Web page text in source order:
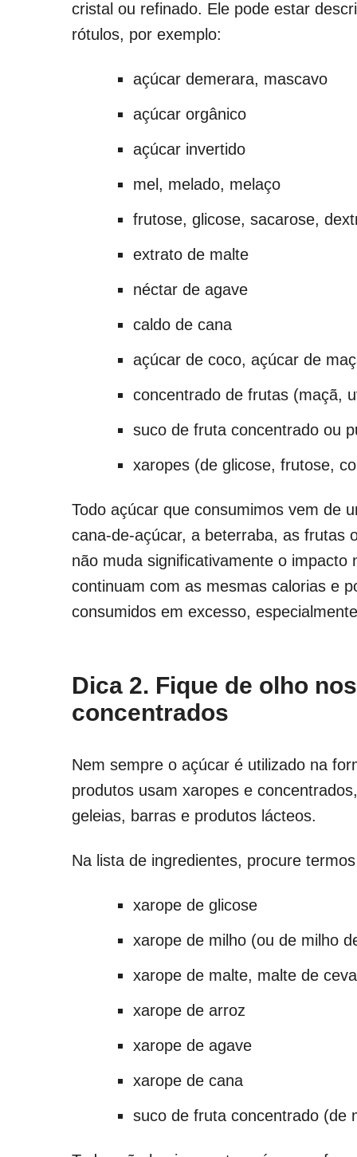
cristal ou refinado. Ele pode estar
rótulos, por exemplo:
açúcar demerara, mascavo
açúcar orgânico
açúcar invertido
mel, melado, melaço
frutose, glicose, sacarose,
extrato de malte
néctar de agave
caldo de cana
açúcar de coco, açúcar de
concentrado de frutas (maçã,
suco de fruta concentrado ou
xaropes (de glicose, frutose,
Todo açúcar que consumimos vem de
cana-de-açúcar, a beterraba, as frutas
não muda significativamente o impacto
continuam com as mesmas calorias e
consumidos em excesso,
Dica 2. Fique de olho
concentrados
Nem sempre o açúcar é utilizado na
produtos usam xaropes e
geleias, barras e produtos lácteos.
Na lista de ingredientes, procure
xarope de glicose
xarope de milho (ou de milho
xarope de malte, malte de
xarope de arroz
xarope de agave
xarope de cana
suco de fruta concentrado (de